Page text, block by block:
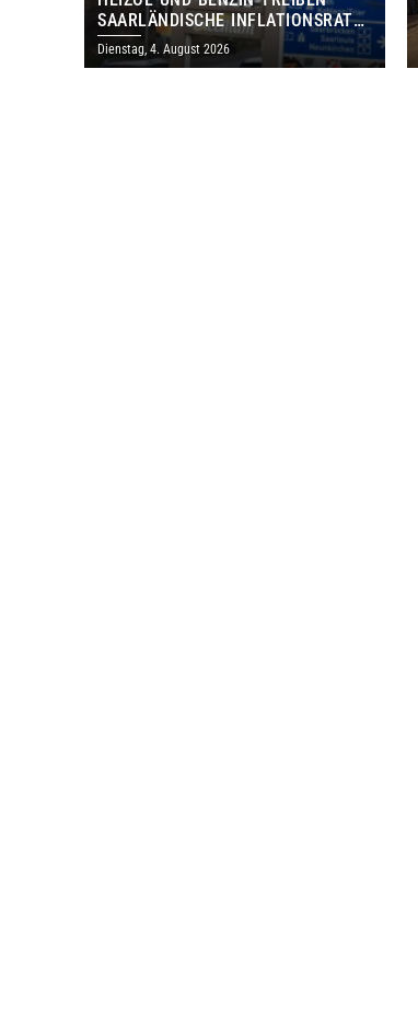
SAARLÄNDISCHE INFLATIONSRATE
IM JULI AUF 3,2 PROZENT
Dienstag, 4. August 2026